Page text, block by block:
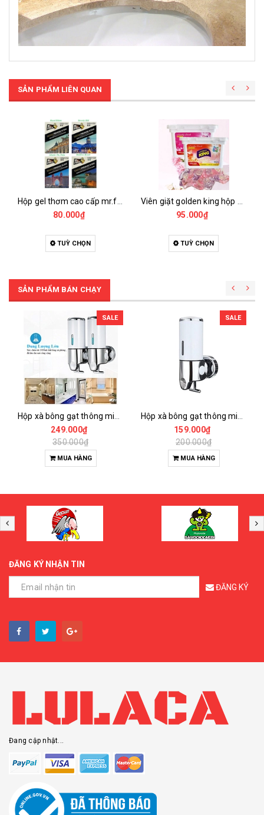
SẢN PHẨM LIÊN QUAN
80.000₫
TUỲ CHỌN
95.000₫
TUỲ CHỌN
SẢN PHẨM BÁN CHẠY
SALE
249.000₫
350.000₫
MUA HÀNG
SALE
159.000₫
200.000₫
MUA HÀNG
ĐĂNG KÝ NHẬN TIN
ĐĂNG KÝ
Đang cập nhật...